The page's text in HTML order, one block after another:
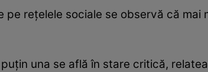
pe rețelele sociale se observă că mai
una se află în stare critică,